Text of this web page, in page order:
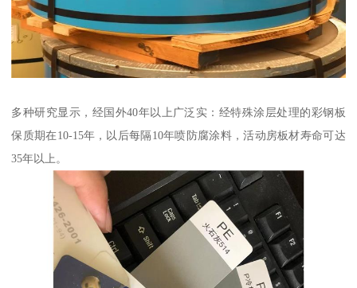
多种研究显示，经国外40年以上广泛实：经特殊涂层处理的彩钢板
保质期在10-15年，以后每隔10年喷防腐涂料，活动房板材寿命可达
35年以上。